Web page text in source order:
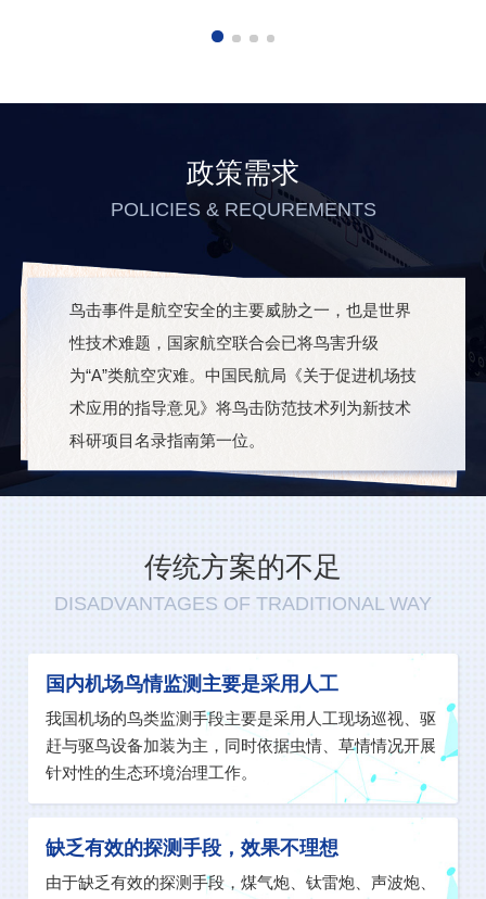
政策需求
POLICIES & REQUREMENTS
鸟击事件是航空安全的主要威胁之一，也是世界
性技术难题，国家航空联合会已将鸟害升级
为“A”类航空灾难。中国民航局《关于促进机场技
术应用的指导意见》将鸟击防范技术列为新技术
科研项目名录指南第一位。
美国联邦航空管理局2021年7月公布的数据显
30%，150m~460m：12%。
传统方案的不足
DISADVANTAGES OF TRADITIONAL WAY
国内机场鸟情监测主要是采用人工
我国机场的鸟类监测手段主要是采用人工现场巡视、驱
赶与驱鸟设备加装为主，同时依据虫情、草情情况开展
针对性的生态环境治理工作。
缺乏有效的探测手段，效果不理想
由于缺乏有效的探测手段，煤气炮、钛雷炮、声波炮、